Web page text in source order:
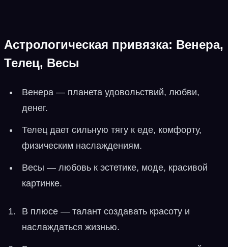
Астрологическая привязка: Венера,
Телец, Весы
Венера — планета удовольствий, любви,
денег.
Телец дает сильную тягу к еде, комфорту,
физическим наслаждениям.
Весы — любовь к эстетике, моде, красивой
картинке.
В плюсе — талант создавать красоту и
наслаждаться жизнью.